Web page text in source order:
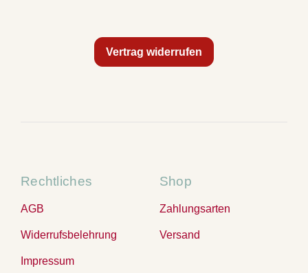
Vertrag widerrufen
Rechtliches
AGB
Widerrufsbelehrung
Impressum
Shop
Zahlungsarten
Versand